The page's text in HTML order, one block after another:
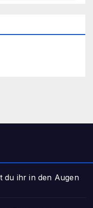
du ihr in den Augen